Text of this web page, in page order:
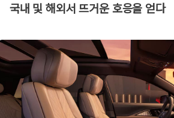
국내 및 해외서 뜨거운 호응을 얻다